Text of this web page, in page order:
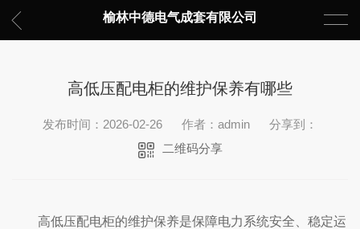
榆林中德电气成套有限公司
高低压配电柜的维护保养有哪些
发布时间：2026-02-26 作者：admin
分享到：
二维码分享
高低压配电柜的维护保养是保障电力系统安全、稳定运